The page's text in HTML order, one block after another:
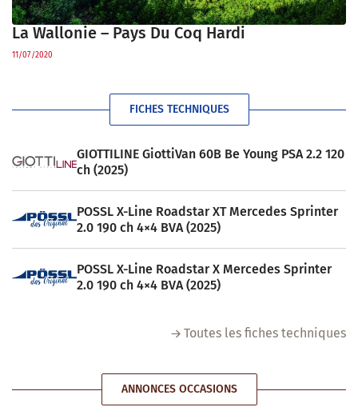
La Wallonie – Pays Du Coq Hardi
11/07/2020
FICHES TECHNIQUES
GIOTTILINE GiottiVan 60B Be Young PSA 2.2 120
ch (2025)
POSSL X-Line Roadstar XT Mercedes Sprinter
2.0 190 ch 4×4 BVA (2025)
POSSL X-Line Roadstar X Mercedes Sprinter
2.0 190 ch 4×4 BVA (2025)
Toutes les fiches techniques
ANNONCES OCCASIONS